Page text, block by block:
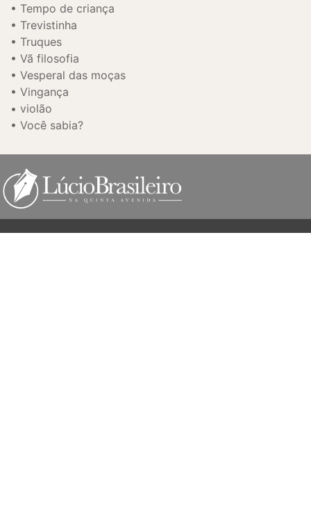
Tempo de criança
Trevistinha
Truques
Vã filosofia
Vesperal das moças
Vingança
violão
Você sabia?